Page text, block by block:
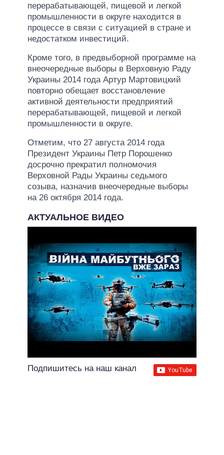
перерабатывающей, пищевой и легкой
промышленности в округе находится в
процессе в связи с ситуацией в стране и
недостатком инвестиций.
Кроме того, в предвыборной программе на
внеочередные выборы в Верховную Раду
Украины 2014 года Артур Мартовицкий
повторно обещает восстановление
активной деятельности предприятий
перерабатывающей, пищевой и легкой
промышленности в округе.
Отметим, что 27 августа 2014 года
Президент Украины Петр Порошенко
досрочно прекратил полномочия
Верховной Рады Украины седьмого
созыва, назначив внеочередные выборы
на 26 октября 2014 года.
АКТУАЛЬНОЕ ВИДЕО
Подпишитесь на наш канал